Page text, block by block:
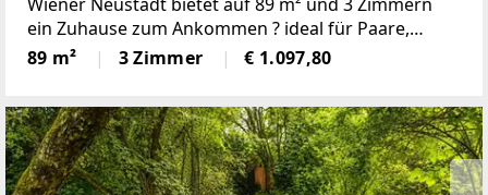
ein Zuhause zum Ankommen ? ideal für Paare,
kleine Familien oder alle, die Komfort lieben.
Parkett, Fußbodenheizung (Fernwärme) und ein top
89 m² 3 Zimmer € 1.097,80